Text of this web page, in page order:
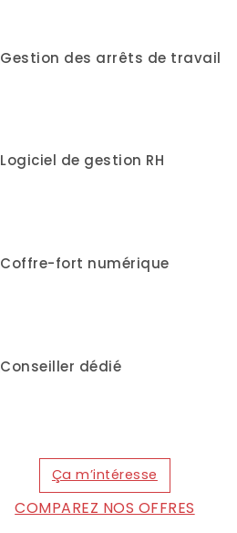
Gestion des arrêts de travail
Logiciel de gestion RH
Coffre-fort numérique
Conseiller dédié
Ça m’intéresse
COMPAREZ NOS OFFRES